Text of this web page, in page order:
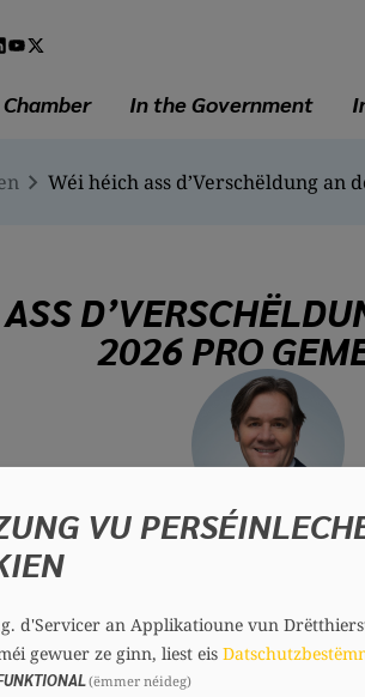
In the Government
Wéi héich ass d’Verschëldung an
2026 PRO
VU
d'Servicer an Applikatioune vun
gewuer ze ginn, liest eis
(ëmmer néideg)